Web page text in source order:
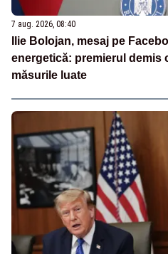
7 aug. 2026, 08:40
Ilie Bolojan, mesaj pe
energetică: premierul demis
măsurile luate